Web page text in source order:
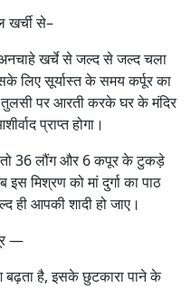
खर्ची से–
खर्चे से जल्द से जल्द चला
लिए सूर्यास्त के समय कर्पूर का
पर आरती करके घर के मंदिर
प्राप्त होगा।
तो 36 लौंग और 6 कपूर के टुकड़े
मिश्रण को मां दुर्गा का पाठ
आपकी शादी हो जाए।
—
बढ़ता है, इसके छुटकारा पाने के